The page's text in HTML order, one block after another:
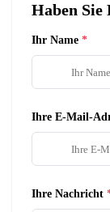
Haben Sie
Ihr Name
Ihre E-Mail-
Ihre Nachricht